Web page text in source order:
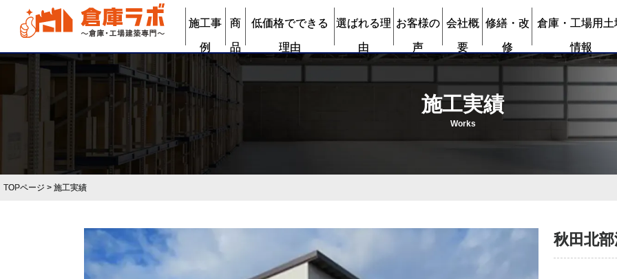
施工事
例
商
品
低価格でできる
理由
選ばれる理
由
お客様の
声
会社概
要
修繕・改
修
倉庫・工場用土
情報
施工実績
Works
TOPページ > 施工実績
秋田北